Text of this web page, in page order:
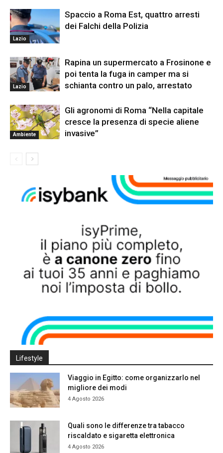
Lazio
Spaccio a Roma Est, quattro arresti
dei Falchi della Polizia
Lazio
Rapina un supermercato a Frosinone e
poi tenta la fuga in camper ma si
schianta contro un palo, arrestato
Ambiente
Gli agronomi di Roma “Nella capitale
cresce la presenza di specie aliene
invasive”
Lifestyle
Viaggio in Egitto: come organizzarlo nel
migliore dei modi
4 Agosto 2026
Quali sono le differenze tra tabacco
riscaldato e sigaretta elettronica
4 Agosto 2026